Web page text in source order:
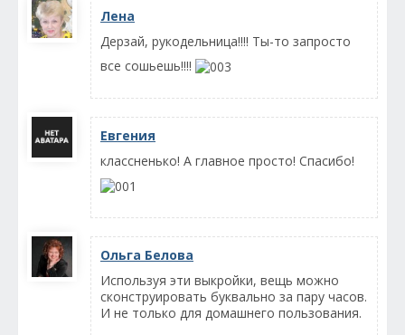
Лена
Дерзай, рукодельница!!!! Ты-то запросто
все сошьешь!!!!
Евгения
классненько! А главное просто! Спасибо!
Ольга Белова
Используя эти выкройки, вещь можно
сконструировать буквально за пару часов.
И не только для домашнего пользования.